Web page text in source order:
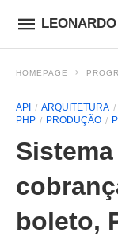
HOMEPAGE
API ARQUITETURA
PHP
PRODUÇÃO
boleto,